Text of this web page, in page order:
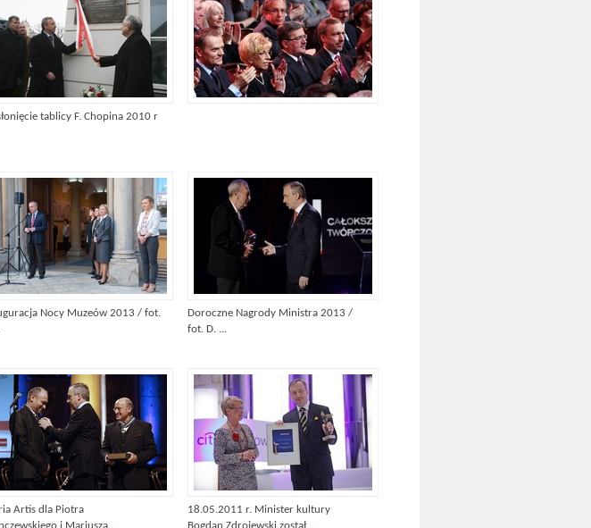
tablicy F. Chopina 2010 r
Nocy Muzeów 2013 / fot.
Doroczne Nagrody Ministra 2013 /
fot. D. ...
Artis dla Piotra
i Mariusza ...
18.05.2011 r. Minister kultury
Bogdan Zdrojewski został ...